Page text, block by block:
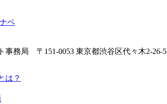
ベ
は？